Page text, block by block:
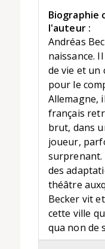
Biographie
l'auteur :
Andréas
naissance.
de vie et un
pour le
Allemagne,
français
brut, dans
joueur,
surprenant.
des
théâtre
Becker vit
cette ville
qua non de